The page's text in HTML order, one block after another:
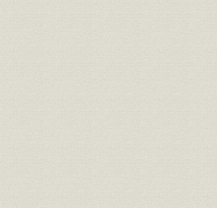
第二章 三社合併の成立とその影響
一、 合併に関する団、池田の意見
二、 合併を制定した池田と結城
三、 合併と樺工側の動揺
四、 合併条件とその結果
五、 三社合併と加藤藤太郎
六、 大川側より見た三社合併の利益
七、 三社合併の製紙界への影響
八、 日本洋紙会社設立と三井物産の一手販売権
九、 輸出市場の開拓
十、 三社合併による営業状態と抄紙設備